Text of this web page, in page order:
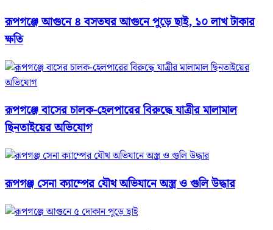
রূপগঞ্জে আগুনে ৪ বসতঘর আগুনে পুড়ে ছাই, ১০ লাখ টাকার
ক্ষতি
রূপগঞ্জে বাসের চালক-হেলপারের বিরুদ্ধে যাত্রীর মালামাল
ছিনতাইয়ের অভিযোগ
রূপগঞ্জ সেনা ক্যাম্পের যৌথ অভিযানে অস্ত্র ও গুলি উদ্ধার